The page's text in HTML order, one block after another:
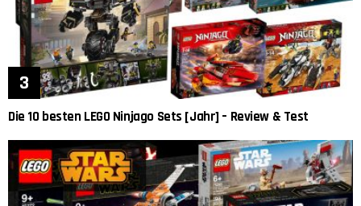
Die 10 besten LEGO Ninjago Sets [Jahr] – Review & Test